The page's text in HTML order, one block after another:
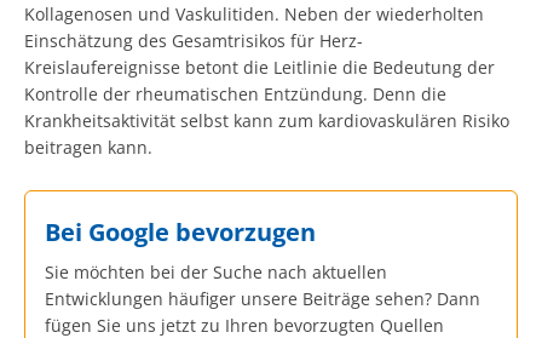
Kollagenosen und Vaskulitiden. Neben der wiederholten
Einschätzung des Gesamtrisikos für Herz-
Kreislaufereignisse betont die Leitlinie die Bedeutung der
Kontrolle der rheumatischen Entzündung. Denn die
Krankheitsaktivität selbst kann zum kardiovaskulären Risiko
beitragen kann.
Bei Google bevorzugen
Sie möchten bei der Suche nach aktuellen
Entwicklungen häufiger unsere Beiträge sehen? Dann
fügen Sie uns jetzt zu Ihren bevorzugten Quellen